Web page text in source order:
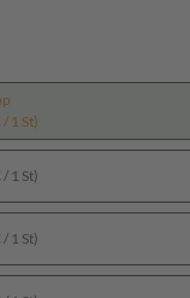
1 St)
1 St)
1 St)